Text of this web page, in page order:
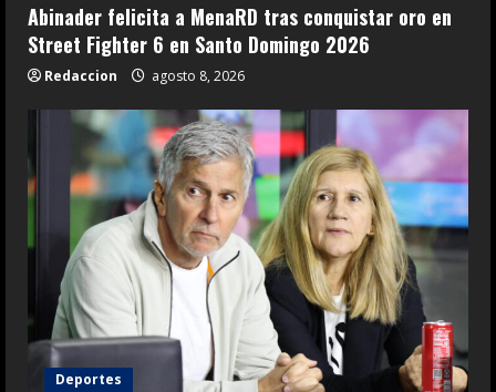
Abinader felicita a MenaRD tras conquistar oro en
Street Fighter 6 en Santo Domingo 2026
Redaccion agosto 8, 2026
Deportes